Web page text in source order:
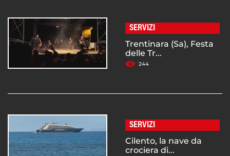
SERVIZI
Trentinara (Sa), Festa
delle Tr...
244
SERVIZI
Cilento, la nave da
crociera di...